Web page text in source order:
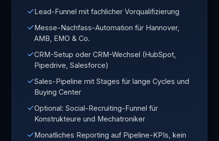
Lead-Funnel mit fachlicher Vorqualifizierung
Messe-Nachfass-Automation für Hannover,
AMB, EMO & Co.
CRM-Setup oder CRM-Wechsel (HubSpot,
Pipedrive, Salesforce)
Sales-Pipeline mit Stages für lange Cycles und
Buying Center
Optional: Social-Recruiting-Funnel für
Konstrukteure und Mechatroniker
Monatliches Reporting auf Pipeline-KPIs, kein